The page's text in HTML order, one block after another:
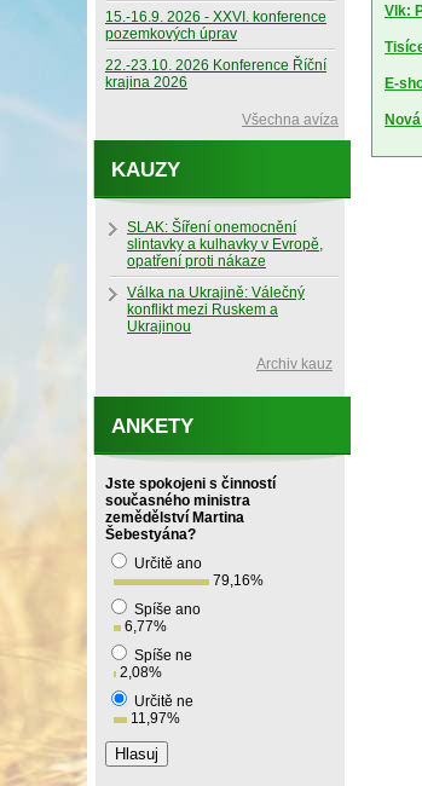
Vlk:
E-
15.-16.9. 2026 - XXVI. konference
pozemkových úprav
22.-23.10. 2026 Konference Říční
krajina 2026
Všechna avíza
KAUZY
SLAK: Šíření onemocnění
slintavky a kulhavky v Evropě,
opatření proti nákaze
Válka na Ukrajině: Válečný
konflikt mezi Ruskem a
Ukrajinou
Archiv kauz
ANKETY
Jste spokojeni s činností
současného ministra
zemědělství Martina
Šebestyána?
Určitě ano
79,16%
Spíše ano
6,77%
Spíše ne
2,08%
Určitě ne
11,97%